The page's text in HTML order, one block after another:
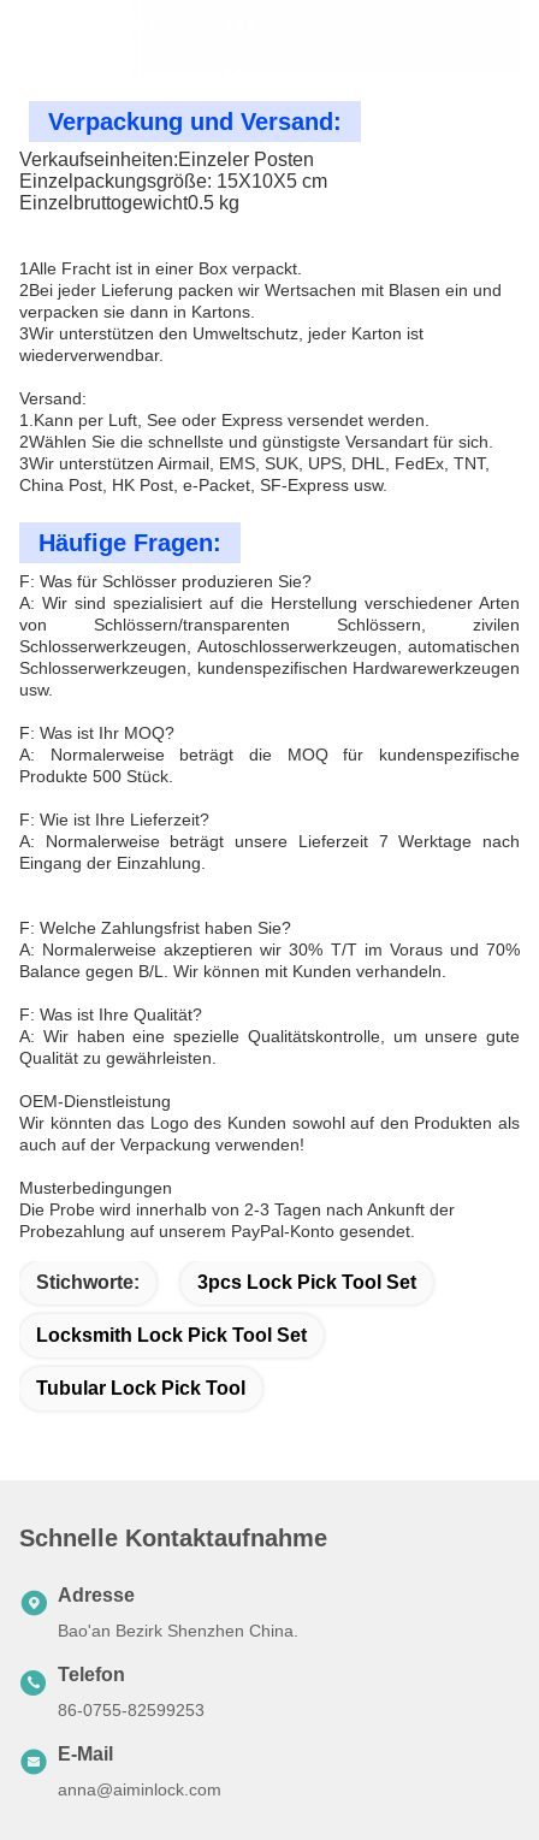
Verpackung und Versand:
Verkaufseinheiten:Einzeler Posten
Einzelpackungsgröße: 15X10X5 cm
Einzelbruttogewicht0.5 kg
1Alle Fracht ist in einer Box verpackt.
2Bei jeder Lieferung packen wir Wertsachen mit Blasen ein und
verpacken sie dann in Kartons.
3Wir unterstützen den Umweltschutz, jeder Karton ist
wiederverwendbar.
Versand:
1.Kann per Luft, See oder Express versendet werden.
2Wählen Sie die schnellste und günstigste Versandart für sich.
3Wir unterstützen Airmail, EMS, SUK, UPS, DHL, FedEx, TNT,
China Post, HK Post, e-Packet, SF-Express usw.
Häufige Fragen:
F: Was für Schlösser produzieren Sie?
A: Wir sind spezialisiert auf die Herstellung verschiedener Arten
von Schlössern/transparenten Schlössern, zivilen
Schlosserwerkzeugen, Autoschlosserwerkzeugen, automatischen
Schlosserwerkzeugen, kundenspezifischen Hardwarewerkzeugen
usw.
F: Was ist Ihr MOQ?
A: Normalerweise beträgt die MOQ für kundenspezifische
Produkte 500 Stück.
F: Wie ist Ihre Lieferzeit?
A: Normalerweise beträgt unsere Lieferzeit 7 Werktage nach
Eingang der Einzahlung.
F: Welche Zahlungsfrist haben Sie?
A: Normalerweise akzeptieren wir 30% T/T im Voraus und 70%
Balance gegen B/L. Wir können mit Kunden verhandeln.
F: Was ist Ihre Qualität?
A: Wir haben eine spezielle Qualitätskontrolle, um unsere gute
Qualität zu gewährleisten.
OEM-Dienstleistung
Wir könnten das Logo des Kunden sowohl auf den Produkten als
auch auf der Verpackung verwenden!
Musterbedingungen
Die Probe wird innerhalb von 2-3 Tagen nach Ankunft der
Probezahlung auf unserem PayPal-Konto gesendet.
Stichworte: 3pcs Lock Pick Tool Set
Locksmith Lock Pick Tool Set
Tubular Lock Pick Tool
Schnelle Kontaktaufnahme
Adresse
Bao'an Bezirk Shenzhen China.
Telefon
86-0755-82599253
E-Mail
anna@aiminlock.com